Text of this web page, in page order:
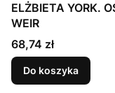
ELŻBIETA YORK.
WEIR
Cena
68,74 zł
Do koszyka